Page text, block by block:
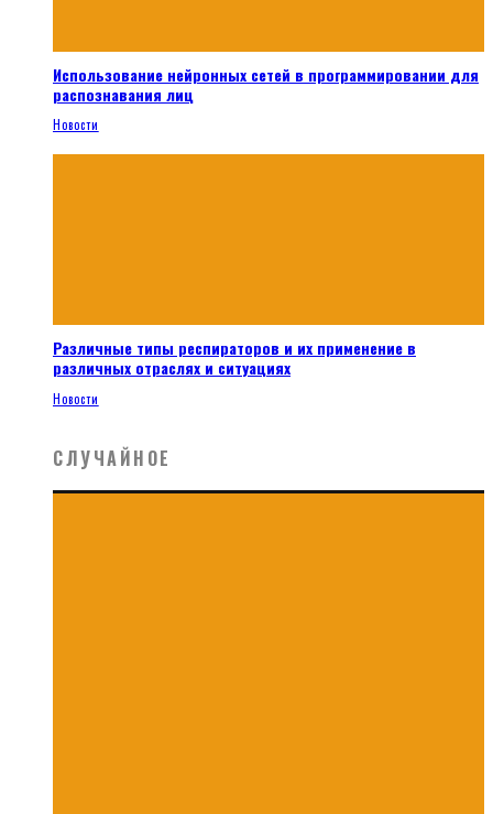
Использование нейронных сетей в программировании для
распознавания лиц
Новости
Различные типы респираторов и их применение в
различных отраслях и ситуациях
Новости
СЛУЧАЙНОЕ